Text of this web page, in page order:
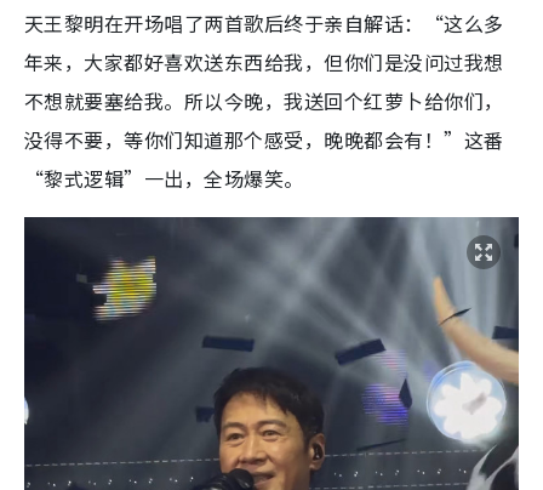
天王黎明在开场唱了两首歌后终于亲自解话：“这么多
年来，大家都好喜欢送东西给我，但你们是没问过我想
不想就要塞给我。所以今晚，我送回个红萝卜给你们，
没得不要，等你们知道那个感受，晚晚都会有！”这番
“黎式逻辑”一出，全场爆笑。